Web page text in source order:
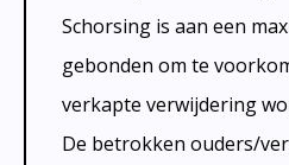
Schorsing is aan een
gebonden om te
verkapte verwijdering
De betrokken ouders/